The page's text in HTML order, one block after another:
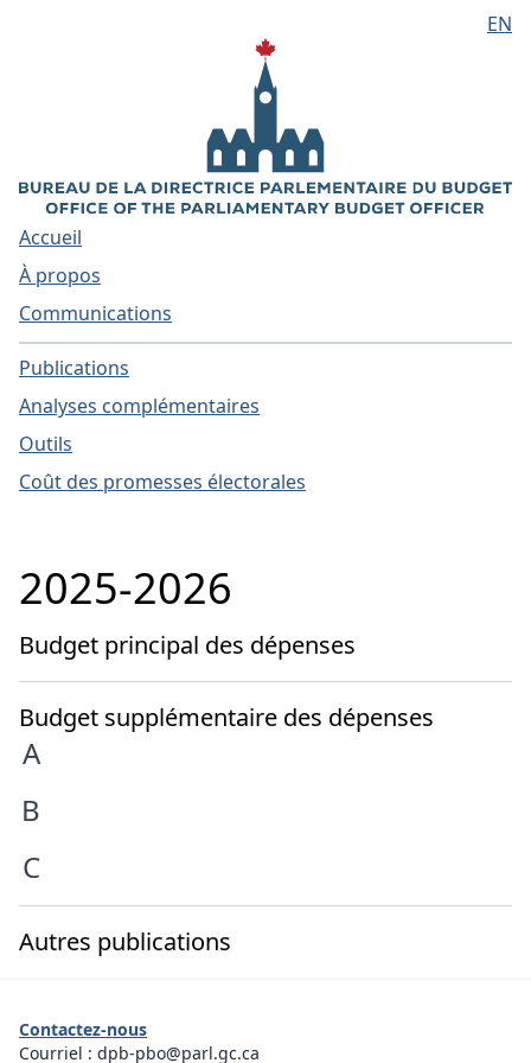
Aller au contenu principal
EN
Accueil
À propos
Communications
Publications
Analyses complémentaires
Outils
Coût des promesses électorales
2025-2026
Budget principal des dépenses
Budget supplémentaire des dépenses
A
B
C
Autres publications
Contactez-nous
Courriel : dpb-pbo@parl.gc.ca